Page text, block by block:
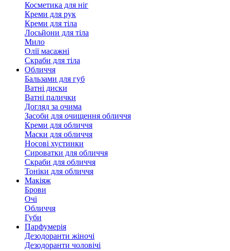
Косметика для ніг
Креми для рук
Креми для тіла
Лосьйони для тіла
Мило
Олії масажні
Скраби для тіла
Обличчя
Бальзами для губ
Ватні диски
Ватні палички
Догляд за очима
Засоби для очищення обличчя
Креми для обличчя
Маски для обличчя
Носові хустинки
Сироватки для обличчя
Скраби для обличчя
Тоніки для обличчя
Макіяж
Брови
Очі
Обличчя
Губи
Парфумерія
Дезодоранти жіночі
Дезодоранти чоловічі